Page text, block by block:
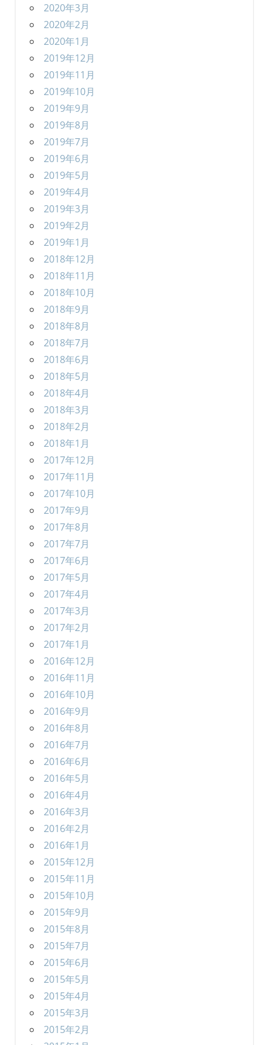
2020年3月
2020年2月
2020年1月
2019年12月
2019年11月
2019年10月
2019年9月
2019年8月
2019年7月
2019年6月
2019年5月
2019年4月
2019年3月
2019年2月
2019年1月
2018年12月
2018年11月
2018年10月
2018年9月
2018年8月
2018年7月
2018年6月
2018年5月
2018年4月
2018年3月
2018年2月
2018年1月
2017年12月
2017年11月
2017年10月
2017年9月
2017年8月
2017年7月
2017年6月
2017年5月
2017年4月
2017年3月
2017年2月
2017年1月
2016年12月
2016年11月
2016年10月
2016年9月
2016年8月
2016年7月
2016年6月
2016年5月
2016年4月
2016年3月
2016年2月
2016年1月
2015年12月
2015年11月
2015年10月
2015年9月
2015年8月
2015年7月
2015年6月
2015年5月
2015年4月
2015年3月
2015年2月